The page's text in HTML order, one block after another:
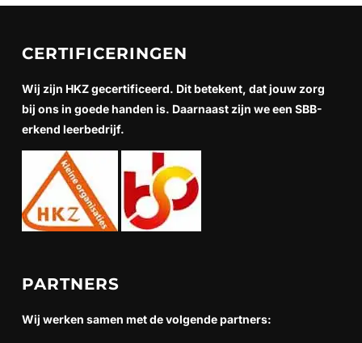
CERTIFICERINGEN
Wij zijn HKZ gecertificeerd. Dit betekent, dat jouw zorg
bij ons in goede handen is. Daarnaast zijn we een SBB-
erkend leerbedrijf.
PARTNERS
Wij werken samen met de volgende partners: